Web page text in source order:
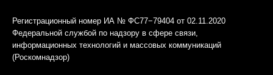
Регистрационный номер ИА № ФС77−79404 от 02.11.2020
Федеральной службой по надзору в сфере связи,
информационных технологий и массовых коммуникаций
(Роскомнадзор)